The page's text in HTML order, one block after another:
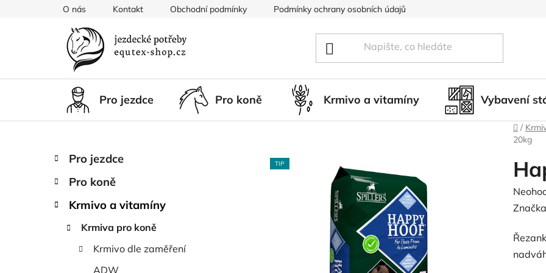
O nás Kontakt Obchodní podmínky Podmínky ochrany osobních údajů
Pro jezdce Pro koně Krmivo a vitamíny Vybavení
Domů
/
20kg
P
s
t
Přeskočit
kategorie
K
a
g
Pro jezdce
Pro koně
Krmivo a vitamíny
Krmiva pro koně
Krmivo dle zaměření
ADW
je
0,0
TIP